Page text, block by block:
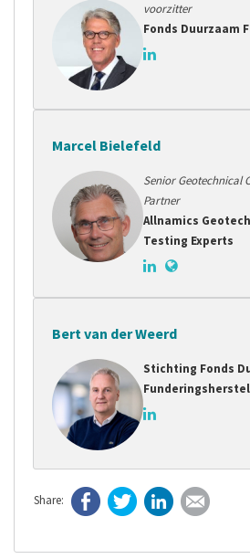
voorzitter
Fonds Duurzaam
Marcel Bielefeld
Senior Geotechnical
Partner
Allnamics
Testing Experts
Bert van der Weerd
Stichting Fonds
Funderingsherstel
FacebookTwitter LinkedIn